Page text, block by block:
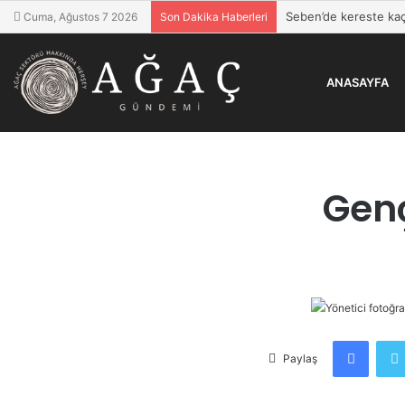
Cuma, Ağustos 7 2026 Son Dakika Haberleri Seben’de kereste
ANASAYFA
Paylaş